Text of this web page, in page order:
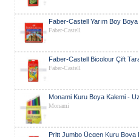
Faber-Castell Yarım Boy
Faber-Castell
Faber-Castell Bicolour Çift
Faber-Castell
Monami Kuru Boya Kalemi -
Monami
Pritt Jumbo Üçgen Kuru Boya